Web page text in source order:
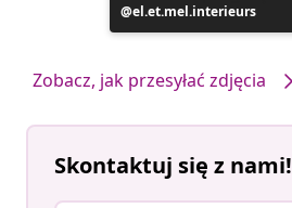
Post
opublikowany
el.et.mel.interieurs
Zobacz, jak przesyłać zdjęcia
Skontaktuj się z nami!